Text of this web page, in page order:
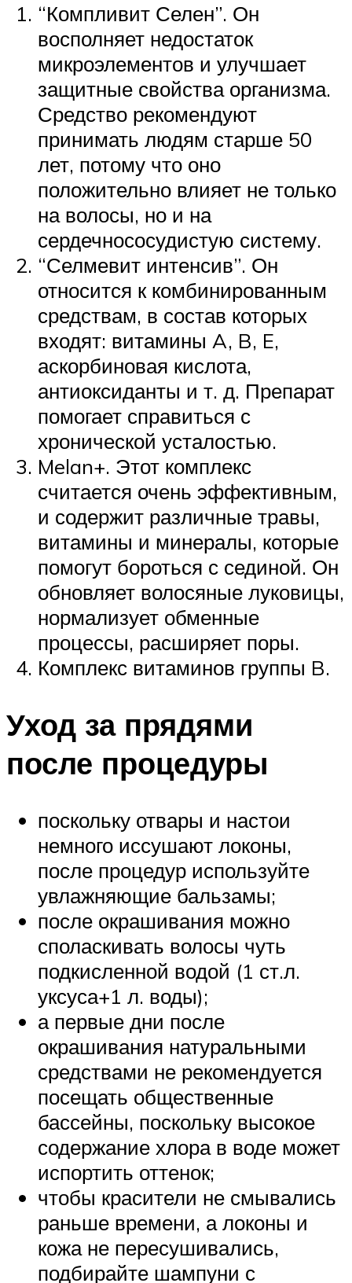
“Компливит Селен”. Он
восполняет недостаток
микроэлементов и улучшает
защитные свойства организма.
Средство рекомендуют
принимать людям старше 50
лет, потому что оно
положительно влияет не только
на волосы, но и на
сердечнососудистую систему.
“Селмевит интенсив”. Он
относится к комбинированным
средствам, в состав которых
входят: витамины A, B, E,
аскорбиновая кислота,
антиоксиданты и т. д. Препарат
помогает справиться с
хронической усталостью.
Melan+. Этот комплекс
считается очень эффективным,
и содержит различные травы,
витамины и минералы, которые
помогут бороться с сединой. Он
обновляет волосяные луковицы,
нормализует обменные
процессы, расширяет поры.
Комплекс витаминов группы B.
Уход за прядями
после процедуры
поскольку отвары и настои
немного иссушают локоны,
после процедур используйте
увлажняющие бальзамы;
после окрашивания можно
споласкивать волосы чуть
подкисленной водой (1 ст.л.
уксуса+1 л. воды);
а первые дни после
окрашивания натуральными
средствами не рекомендуется
посещать общественные
бассейны, поскольку высокое
содержание хлора в воде может
испортить оттенок;
чтобы красители не смывались
раньше времени, а локоны и
кожа не пересушивались,
подбирайте шампуни с